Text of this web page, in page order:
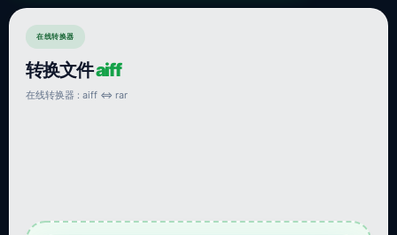
在线转换器
转换文件aiff
在线转换器 : aiff ⇔ rar